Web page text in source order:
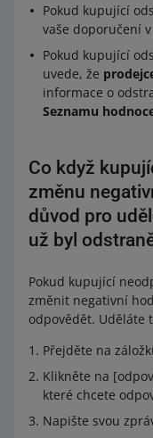
Pokud kupující
vaše doporučení
Pokud kupující
uvede, že
informace o
Seznamu
Co když
změnu
důvod pro
už byl
Pokud kupující
změnit negativní
odpovědět. Uděláte
Přejděte na
Klikněte na
které chcete
Napište svou